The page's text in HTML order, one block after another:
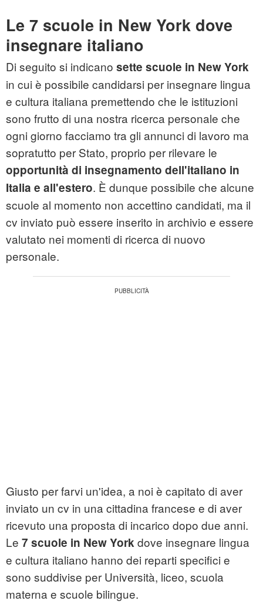
Le 7 scuole in New York dove
insegnare italiano
Di seguito si indicano sette scuole in New York
in cui è possibile candidarsi per insegnare lingua
e cultura italiana premettendo che le istituzioni
sono frutto di una nostra ricerca personale che
ogni giorno facciamo tra gli annunci di lavoro ma
sopratutto per Stato, proprio per rilevare le
opportunità di insegnamento dell'italiano in
Italia e all'estero. È dunque possibile che alcune
scuole al momento non accettino candidati, ma il
cv inviato può essere inserito in archivio e essere
valutato nei momenti di ricerca di nuovo
personale.
Giusto per farvi un'idea, a noi è capitato di aver
inviato un cv in una cittadina francese e di aver
ricevuto una proposta di incarico dopo due anni.
Le 7 scuole in New Yorkdove insegnare lingua
e cultura italiano hanno dei reparti specifici e
sono suddivise per Università, liceo, scuola
materna e scuole bilingue.